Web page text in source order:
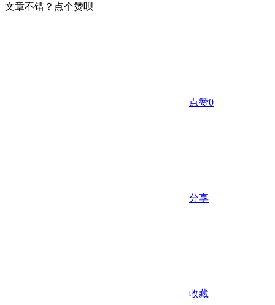
文章不错？点个赞呗
点赞0
分享
收藏